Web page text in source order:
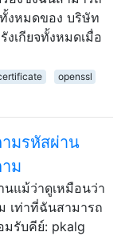
ทั้งหมดของ บริษัท
งเกียจทั้งหมดเมื่อ
openssl
ามรหัสผ่าน
ม
แม้ว่าดูเหมือนว่า
เท่าที่ฉันสามารถ
มรับคีย์: pkalg